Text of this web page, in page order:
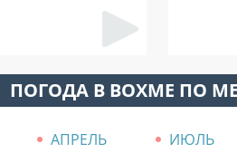
ПОГОДА В ВОХМЕ ПО
АПРЕЛЬ ИЮЛЬ